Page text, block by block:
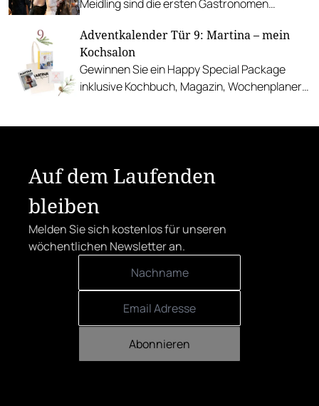
Meidling sind die ersten Gastronomen
gefeiert.
Adventkalender Tür 9: Martina – mein
Kochsalon
Gewinnen Sie ein Happy Special Package
inklusive Kochbuch, Magazin, Wochenplaner
Auf dem Laufenden
bleiben
Melden Sie sich kostenlos für unseren
wöchentlichen Newsletter an.
Abonnieren